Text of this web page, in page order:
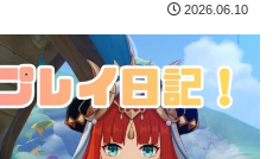
2026.06.10